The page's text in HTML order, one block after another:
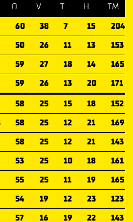
O V T H
TM
60 38 7 15
204
50 26 11 13
153
59 27 18 14
165
59 26 13 20
171
58 25 15 18
152
58 25 12 21
169
58 25 12 21
143
53 25 10 18
161
55 25 11 19
165
54 19 12 23
123
57 16 19 22
143